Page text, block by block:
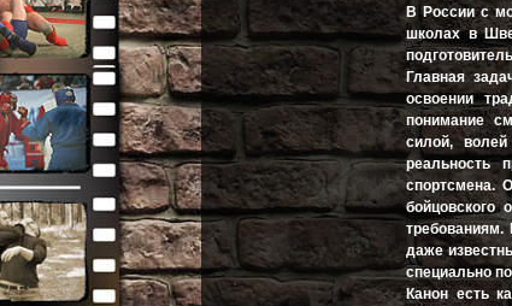
В России с
школах в
Главная
освоении
понимание
силой,
реальность
спортсмена.
бойцовского
даже
специально
Канон есть